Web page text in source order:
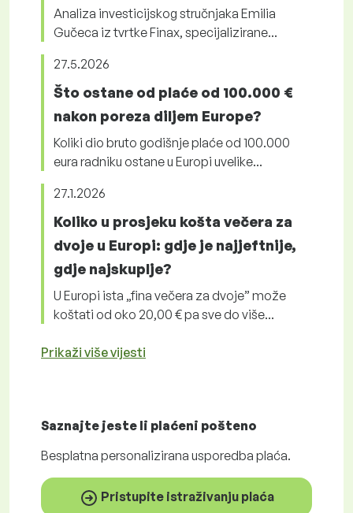
Analiza investicijskog stručnjaka Emilia
Gučeca iz tvrtke Finax, specijalizirane...
27.5.2026
Što ostane od plaće od 100.000 €
nakon poreza diljem Europe?
Koliki dio bruto godišnje plaće od 100.000
eura radniku ostane u Europi uvelike...
27.1.2026
Koliko u prosjeku košta večera za
dvoje u Europi: gdje je najjeftnije,
gdje najskuplje?
U Europi ista „fina večera za dvoje” može
koštati od oko 20,00 € pa sve do više...
Prikaži više vijesti
Saznajte jeste li plaćeni pošteno
Besplatna personalizirana usporedba plaća.
Pristupite istraživanju plaća